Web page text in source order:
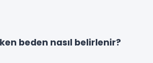
beden nasıl belirlenir?